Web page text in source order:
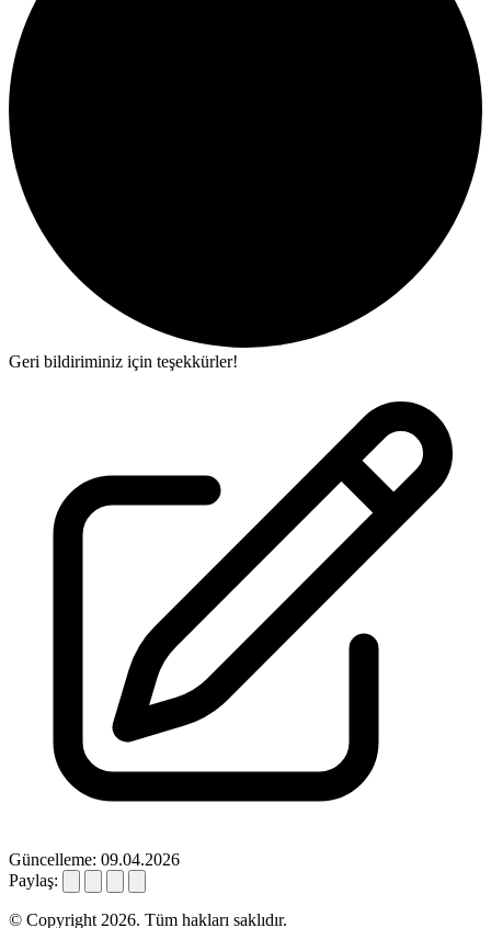
Geri bildiriminiz için teşekkürler!
Güncelleme: 09.04.2026
Paylaş:
© Copyright 2026. Tüm hakları saklıdır.